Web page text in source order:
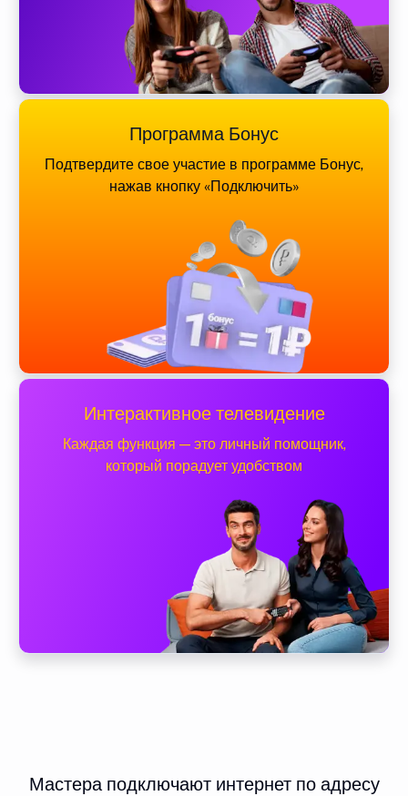
Программа Бонус
Подтвердите свое участие в программе Бонус,
нажав кнопку «Подключить»
Интерактивное телевидение
Каждая функция — это личный помощник,
который порадует удобством
Мастера подключают интернет по адресу